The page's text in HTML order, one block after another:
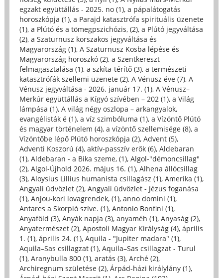
egzakt együttállás - 2025. no (1), a pápalátogatás
horoszkópja (1), a Parajd katasztrófa spirituális üzenete
(1), a Plútó és a tömegpszichózis, (2), a Plútó jegyváltása
(2), a Szaturnusz korszakos jegyváltása és
Magyarország (1), A Szaturnusz Kosba lépése és
Magyarország horoszkó (2), a Szentkereszt
felmagasztalása (1), a szkíta-térítő (3), a természeti
katasztrófák szellemi üzenete (2), A Vénusz éve (7), A
Vénusz jegyváltása - 2026. január 17. (1), A Vénusz–
Merkúr együttállás a Kígyó szívében – 202 (1), a Világ
lámpása (1), A világ négy oszlopa – arkangyalok,
evangélisták é (1), a víz szimbóluma (1), a Vízöntő Plútó
és magyar történelem (4), a vízöntő szellemisége (8), a
Vízöntőbe lépő Plútó horoszkópja (2), Advent (5),
Adventi Koszorú (4), aktív-passzív erők (6), Aldebaran
(1), Aldebaran - a Bika szeme, (1), Algol-"démoncsillag"
(2), Algol-Újhold 2026. május 16. (1), Alhena állócsillag
(3), Aloysius Lillius humanista csillagász (1), Amerika (1),
Angyali üdvözlet (2), Angyali üdvözlet - Jézus foganása
(1), Anjou-kori lovagrendek, (1), anno domini (1),
Antares a Skorpió szíve. (1), Antonio Bonfini (1),
Anyaföld (3), Anyák napja (3), anyaméh (1), Anyaság (2),
Anyatermészet (2), Apostoli Magyar Királyság (4), április
1. (1), április 24. (1), Aquila - "Jupiter madara" (1),
Aquila–Sas csillagzat (1), Aquila–Sas csillagzat - Turul
(1), Aranybulla 800 (1), aratás (3), Arché (2),
Archiregnum születése (2), Árpád-házi királylány (1),